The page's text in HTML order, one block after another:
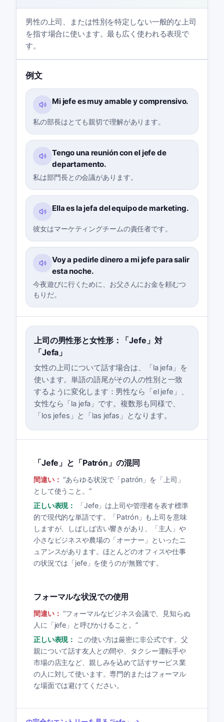
男性の上司、または性別を特定しない一般的な上司
を指す場合に使います。最も広く使われる表現で
す。
例文
Mi jefe es muy amable y comprensivo.
私の部長はとても親切で理解があります。
Tengo una reunión con el jefe de
departamento.
私は部門長との会議があります。
Ella es la jefa del equipo de marketing.
彼女はマーケティングチームの責任者です。
Voy a pedirle dinero a mi jefe para salir
esta noche.
今夜遊びに行くために、お父さんにお金を頼むつ
もりだ。
上司の男性形と女性形：「Jefe」対
「Jefa」
女性の上司について話す場合は、「la jefa」を
使います。単語の語尾がその人の性別と一致
するように変化します：男性なら「el jefe」、
女性なら「la jefa」です。複数形も同様で、
「los jefes」と「las jefas」となります。
「Jefe」と「Patrón」の混同
間違い： “あらゆる状況で「patrón」を「上司」
として使うこと。 ”
正しい表現：
「Jefe」は上司や管理者を表す標準
的で現代的な単語です。「Patrón」も上司を意味
しますが、しばしば古い響きがあり、「主人」や
小さなビジネスや農場の「オーナー」といったニ
ュアンスがあります。ほとんどのオフィスや仕事
の状況では「jefe」を使うのが無難です。
フォーマルな状況での使用
間違い： “フォーマルなビジネス会議で、見知らぬ
人に「jefe」と呼びかけること。 ”
正しい表現：
この使い方は厳密に非公式です。父
親について話す友人との間や、タクシー運転手や
市場の店主など、親しみを込めて話すサービス業
の人に対して使います。専門的またはフォーマル
な場面では避けてください。